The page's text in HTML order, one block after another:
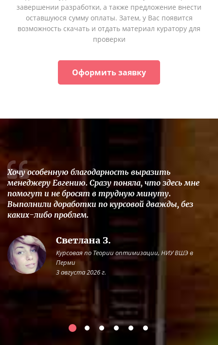
завершении разработки, а также предложение внести
оставшуюся сумму оплаты. Затем, у Вас появится
возможность скачать и отдать материал куратору для
проверки
Оформить заявку
Хочу особенную благодарность выразить
менеджеру Евгению. Сразу поняла, что здесь мне
помогут и не бросят в трудную минуту.
Выполнили доработки по курсовой дважды, без
каких-либо проблем.
Светлана З.
Курсовая по Теории оптимизации, НИУ ВШЭ в
Перми
3 августа 2026 г.